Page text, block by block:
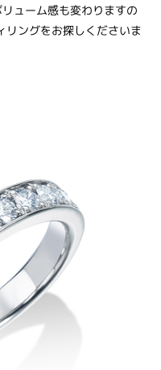
ューム感も変わりますの
リングをお探しくださいま